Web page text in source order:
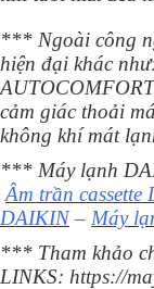
*** Ngoài công
hiện đại khác
cảm giác thoải
không khí mát
*** Máy lạnh
Âm trần cassette
DAIKIN– Máy
*** Tham khảo
LINKS: https://